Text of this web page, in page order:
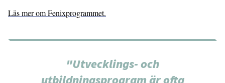
Läs mer om Fenixprogrammet.
"Utvecklings- och